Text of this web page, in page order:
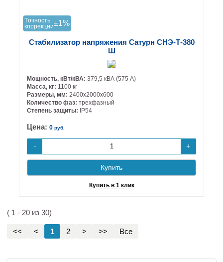
Tочность
коррекции±1%
Стабилизатор напряжения Сатурн СНЭ-Т-380
Ш
Мощность, кВт/кВА: 379,5 кВА (575 А)
Масса, кг: 1100 кг
Размеры, мм: 2400х2000х600
Количество фаз: трехфазный
Степень защиты:
IP54
Цена: 0 руб.
- +
Купить
Купить в 1 клик
( 1 - 20 из 30)
<< < 1 2 > >> Все